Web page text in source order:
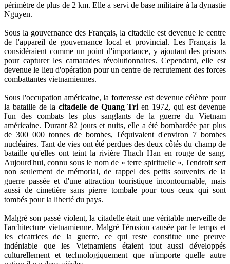
périmètre de plus de 2 km. Elle a servi de base militaire à la dynastie
Nguyen.
Sous la gouvernance des Français, la citadelle est devenue le centre
de l'appareil de gouvernance local et provincial. Les Français la
considéraient comme un point d'importance, y ajoutant des prisons
pour capturer les camarades révolutionnaires. Cependant, elle est
devenue le lieu d'opération pour un centre de recrutement des forces
combattantes vietnamiennes.
Sous l'occupation américaine, la forteresse est devenue célèbre pour
la bataille de la citadelle de Quang Tri en 1972, qui est devenue
l'un des combats les plus sanglants de la guerre du Vietnam
américaine. Durant 82 jours et nuits, elle a été bombardée par plus
de 300 000 tonnes de bombes, l'équivalent d'environ 7 bombes
nucléaires. Tant de vies ont été perdues des deux côtés du champ de
bataille qu'elles ont teint la rivière Thach Han en rouge de sang.
Aujourd'hui, connu sous le nom de « terre spirituelle », l'endroit sert
non seulement de mémorial, de rappel des petits souvenirs de la
guerre passée et d'une attraction touristique incontournable, mais
aussi de cimetière sans pierre tombale pour tous ceux qui sont
tombés pour la liberté du pays.
Malgré son passé violent, la citadelle était une véritable merveille de
l'architecture vietnamienne. Malgré l'érosion causée par le temps et
les cicatrices de la guerre, ce qui reste constitue une preuve
indéniable que les Vietnamiens étaient tout aussi développés
culturellement et technologiquement que n'importe quelle autre